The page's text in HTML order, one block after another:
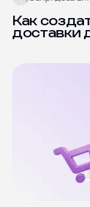
Блог
Отзывы
Контакты
Как
доставки